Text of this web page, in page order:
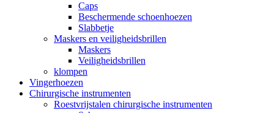
Caps
Beschermende schoenhoezen
Slabbetje
Maskers en veiligheidsbrillen
Maskers
Veiligheidsbrillen
klompen
Vingerhoezen
Chirurgische instrumenten
Roestvrijstalen chirurgische instrumenten